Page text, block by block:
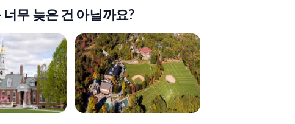
무 늦은 건 아닐까요?